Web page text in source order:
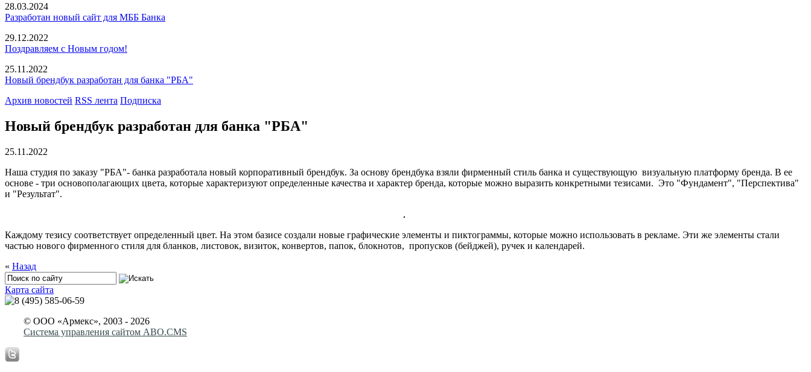
28.03.2024
Разработан новый сайт для МББ Банка
29.12.2022
Поздравляем с Новым годом!
25.11.2022
Новый брендбук разработан для банка "РБА"
Архив новостей RSS лента Подписка
Новый брендбук разработан для банка "РБА"
25.11.2022
Наша студия по заказу "РБА"- банка разработала новый корпоративный брендбук. За основу брендбука взяли фирменный стиль банка и существующую визуальную платформу бренда. В ее
основе - три основополагающих цвета, которые характеризуют определенные качества и характер бренда, которые можно выразить конкретными тезисами. Это "Фундамент", "Перспектива"
и "Результат".
Каждому тезису соответствует определенный цвет. На этом базисе создали новые графические элементы и пиктограммы, которые можно использовать в рекламе. Эти же элементы стали
частью нового фирменного стиля для бланков, листовок, визиток, конвертов, папок, блокнотов, пропусков (бейджей), ручек и календарей.
« Назад
Карта сайта
© ООО «Армекс», 2003 - 2026
Система управления сайтом ABO.CMS